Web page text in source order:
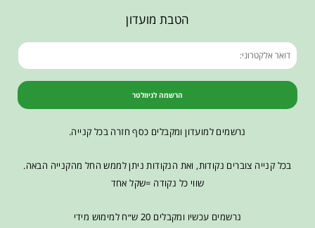
הטבת מועדון
הרשמה לניוזלטר
נרשמים למועדון ומקבלים כסף חזרה בכל קנייה.
בכל קנייה צוברים נקודות, ואת הנקודות ניתן לממש החל מהקנייה הבאה.
שווי כל נקודה =שקל אחד
נרשמים עכשיו ומקבלים 20 ש״ח למימוש מידי